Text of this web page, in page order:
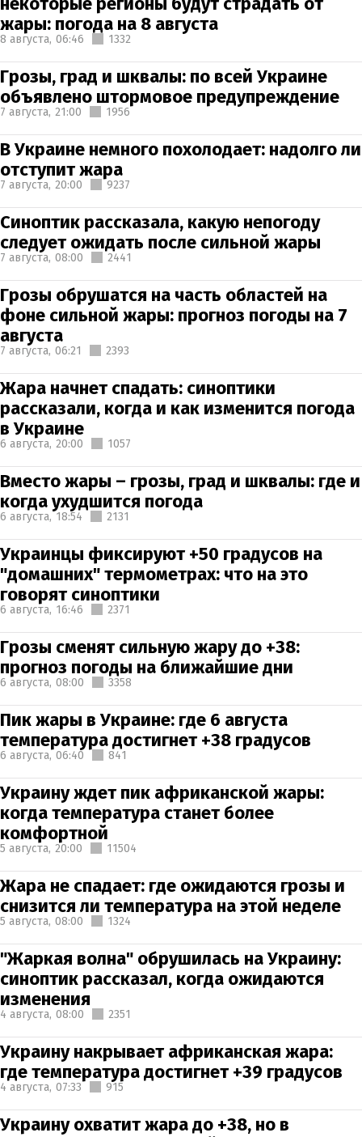
жары: погода на 8 августа
8 августа, 06:46 1332
Грозы, град и шквалы: по всей Украине
объявлено штормовое предупреждение
7 августа, 21:00 1956
В Украине немного похолодает: надолго ли
отступит жара
7 августа, 20:00 9237
Синоптик рассказала, какую непогоду
следует ожидать после сильной жары
7 августа, 08:00 2441
Грозы обрушатся на часть областей на
фоне сильной жары: прогноз погоды на 7
августа
7 августа, 06:21 2393
Жара начнет спадать: синоптики
рассказали, когда и как изменится погода
в Украине
6 августа, 20:00 1057
Вместо жары – грозы, град и шквалы: где и
когда ухудшится погода
6 августа, 18:54 2131
Украинцы фиксируют +50 градусов на
"домашних" термометрах: что на это
говорят синоптики
6 августа, 16:46 2371
Грозы сменят сильную жару до +38:
прогноз погоды на ближайшие дни
6 августа, 08:00 3358
Пик жары в Украине: где 6 августа
температура достигнет +38 градусов
6 августа, 06:40 841
Украину ждет пик африканской жары:
когда температура станет более
комфортной
5 августа, 20:00 11504
Жара не спадает: где ожидаются грозы и
снизится ли температура на этой неделе
5 августа, 08:00 1324
"Жаркая волна" обрушилась на Украину:
синоптик рассказал, когда ожидаются
изменения
4 августа, 08:00 2351
Украину накрывает африканская жара:
где температура достигнет +39 градусов
4 августа, 07:33 915
Украину охватит жара до +38, но в